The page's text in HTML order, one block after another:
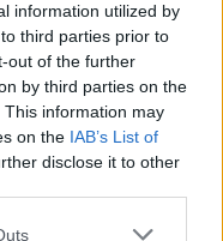
information utilized by
third parties prior to
out of the further
by third parties on the
This information may
on the IAB’s List of
disclose it to other